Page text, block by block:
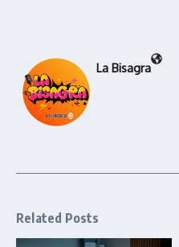
La Bisagra
Related Posts